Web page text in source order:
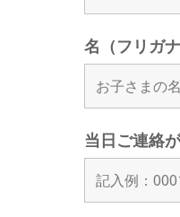
名（フリガナ
当日ご連絡